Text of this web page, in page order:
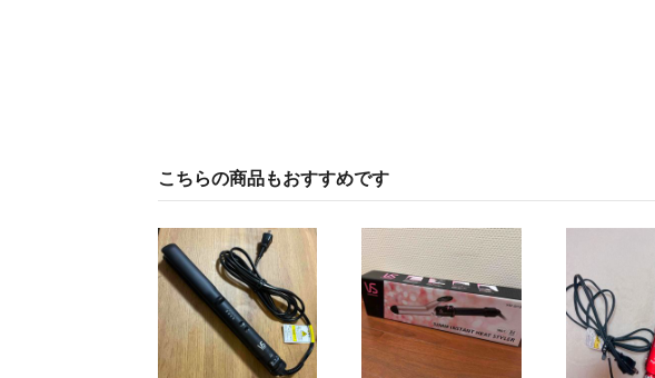
こちらの商品もおすすめです